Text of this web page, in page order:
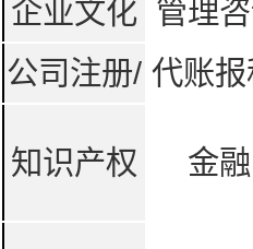
企业文化 管理
公司注册/ 代账
知识产权 金融